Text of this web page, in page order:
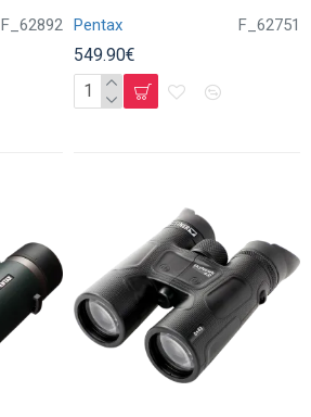
F_62892 Pentax F_62751
549.90€